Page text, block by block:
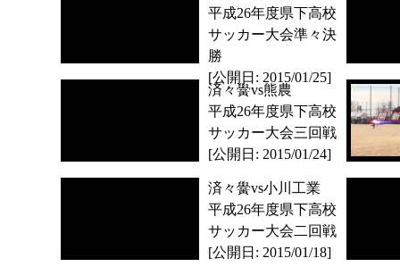
平成26年度県下高校
サッカー大会準々決
勝
[公開日: 2015/01/25]
済々黌vs熊農
平成26年度県下高校
サッカー大会三回戦
[公開日: 2015/01/24]
済々黌vs小川工業
平成26年度県下高校
サッカー大会二回戦
[公開日: 2015/01/18]